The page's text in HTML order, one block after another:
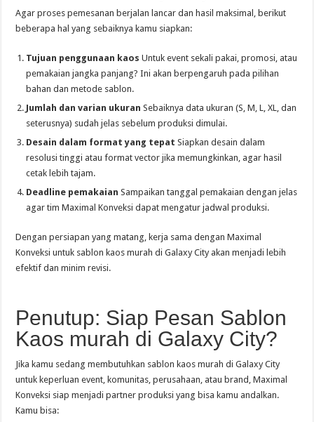
Agar proses pemesanan berjalan lancar dan hasil maksimal, berikut
beberapa hal yang sebaiknya kamu siapkan:
Tujuan penggunaan kaos Untuk event sekali pakai, promosi, atau
pemakaian jangka panjang? Ini akan berpengaruh pada pilihan
bahan dan metode sablon.
Jumlah dan varian ukuran Sebaiknya data ukuran (S, M, L, XL, dan
seterusnya) sudah jelas sebelum produksi dimulai.
Desain dalam format yang tepat Siapkan desain dalam
resolusi tinggi atau format vector jika memungkinkan, agar hasil
cetak lebih tajam.
Deadline pemakaian Sampaikan tanggal pemakaian dengan jelas
agar tim Maximal Konveksi dapat mengatur jadwal produksi.
Dengan persiapan yang matang, kerja sama dengan Maximal
Konveksi untuk sablon kaos murah di Galaxy City akan menjadi lebih
efektif dan minim revisi.
Penutup: Siap Pesan Sablon
Kaos murah di Galaxy City?
Jika kamu sedang membutuhkan sablon kaos murah di Galaxy City
untuk keperluan event, komunitas, perusahaan, atau brand, Maximal
Konveksi siap menjadi partner produksi yang bisa kamu andalkan.
Kamu bisa: